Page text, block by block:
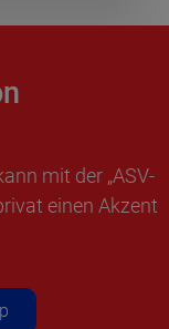
mit der „ASV-
einen Akzent